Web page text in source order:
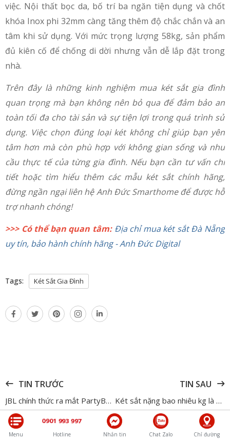
việc. Nội thất bọc da, bố trí ba ngăn tiện dụng và chốt
khóa Inox phi 32mm càng tăng thêm độ chắc chắn và an
tâm khi sử dụng. Với mức trọng lượng 58kg, sản phẩm
đủ kiên cố để chống di dời nhưng vẫn dễ lắp đặt trong
nhà.
Trên đây là những kinh nghiệm mua két sắt gia đình
quan trọng mà bạn không nên bỏ qua để đảm bảo an
toàn tối đa cho tài sản và sự tiện lợi trong quá trình sử
dụng. Việc chọn đúng loại két không chỉ giúp bạn yên
tâm hơn mà còn phù hợp với không gian sống và nhu
cầu thực tế của từng gia đình. Nếu bạn cần tư vấn chi
tiết hoặc tìm hiểu thêm các mẫu két sắt chính hãng,
đừng ngần ngại liên hệ Anh Đức Smarthome để được hỗ
trợ nhanh chóng!
>>> Có thể bạn quan tâm: Địa chỉ mua két sắt Đà Nẵng
uy tín, bảo hành chính hãng - Anh Đức Digital
Tags: Két Sắt Gia Đình
TIN TRƯỚC
JBL chính thức ra mắt PartyBox Stage 520 – dòng loa quẩy tiệc tùng ấn tượng nhất năm 2025
TIN SAU
Két sắt nặng bao nhiêu kg là phù hợp? 4 mẫu két sắt phổ biến hiện nay
Menu
0901 993 997
Hotline Nhắn tin Chat Zalo Chỉ đường